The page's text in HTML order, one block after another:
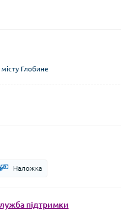
Глобине
Наложка
підтримки